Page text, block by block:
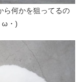
ら何かを狙ってるの
ω・)